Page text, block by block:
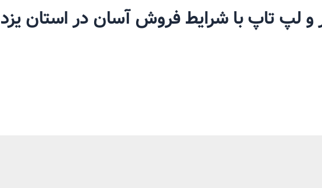
و لپ تاپ با شرایط فروش آسان در استان یزد